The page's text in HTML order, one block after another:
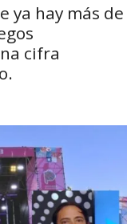
ya hay más de
cifra